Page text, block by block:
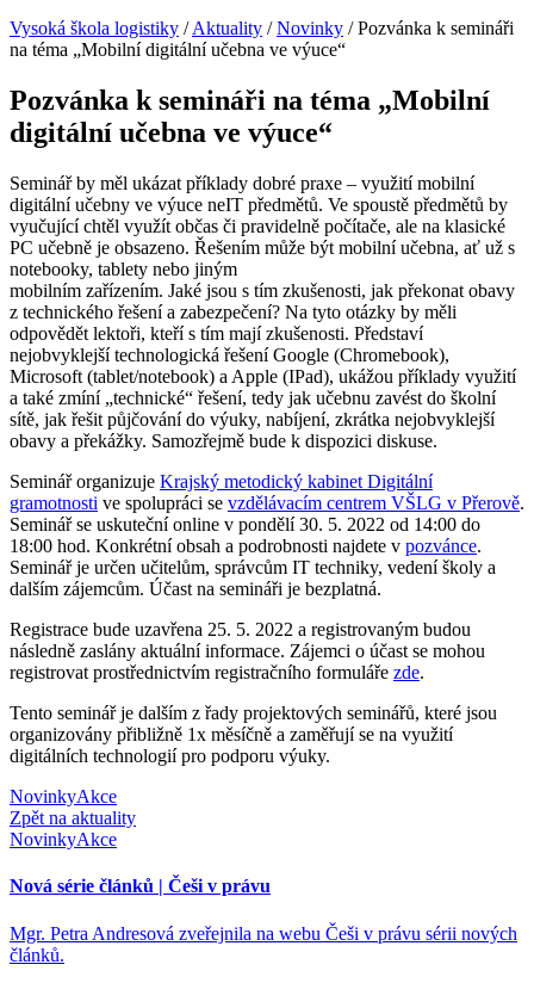
Vysoká škola logistiky /Aktuality /Novinky /Pozvánka k semináři
na téma „Mobilní digitální učebna ve výuce“
Pozvánka k semináři na téma „Mobilní
digitální učebna ve výuce“
Seminář by měl ukázat příklady dobré praxe – využití mobilní
digitální učebny ve výuce neIT předmětů. Ve spoustě předmětů by
vyučující chtěl využít občas či pravidelně počítače, ale na klasické
PC učebně je obsazeno. Řešením může být mobilní učebna, ať už s
notebooky, tablety nebo jiným
mobilním zařízením. Jaké jsou s tím zkušenosti, jak překonat obavy
z technického řešení a zabezpečení? Na tyto otázky by měli
odpovědět lektoři, kteří s tím mají zkušenosti. Představí
nejobvyklejší technologická řešení Google (Chromebook),
Microsoft (tablet/notebook) a Apple (IPad), ukážou příklady využití
a také zmíní „technické“ řešení, tedy jak učebnu zavést do školní
sítě, jak řešit půjčování do výuky, nabíjení, zkrátka nejobvyklejší
obavy a překážky. Samozřejmě bude k dispozici diskuse.
Seminář organizuje Krajský metodický kabinet Digitální
gramotnosti ve spolupráci se vzdělávacím centrem VŠLG v Přerově.
Seminář se uskuteční online v pondělí 30. 5. 2022 od 14:00 do
18:00 hod. Konkrétní obsah a podrobnosti najdete v pozvánce.
Seminář je určen učitelům, správcům IT techniky, vedení školy a
dalším zájemcům. Účast na semináři je bezplatná.
Registrace bude uzavřena 25. 5. 2022 a registrovaným budou
následně zaslány aktuální informace. Zájemci o účast se mohou
registrovat prostřednictvím registračního formuláře zde.
Tento seminář je dalším z řady projektových seminářů, které jsou
organizovány přibližně 1x měsíčně a zaměřují se na využití
digitálních technologií pro podporu výuky.
NovinkyAkce
Zpět na aktuality
NovinkyAkce
Nová série článků | Češi v právu
Mgr. Petra Andresová zveřejnila na webu Češi v právu sérii nových
článků.